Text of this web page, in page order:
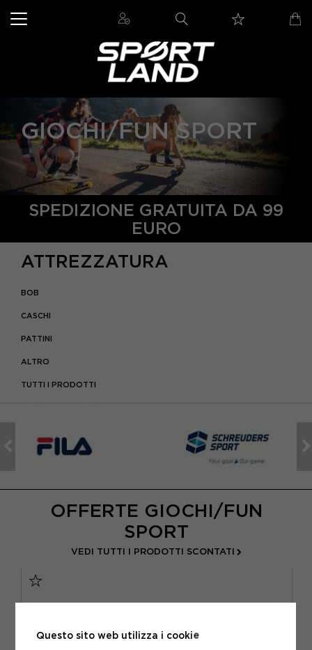
GIOCHI/FUN SPORT
SPEDIZIONE GRATUITA DA 99
EURO
ATTREZZATURA
BOB
CASCHI
PATTINI
ALTRO
TUTTI I PRODOTTI
OFFERTE GIOCHI/FUN
SPORT
VEDI TUTTI I PRODOTTI SCONTATI
Questo sito web utilizza i cookie